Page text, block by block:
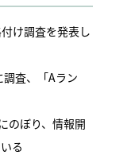
け調査を発表し
査、「Aラン
のぼり、情報開
る